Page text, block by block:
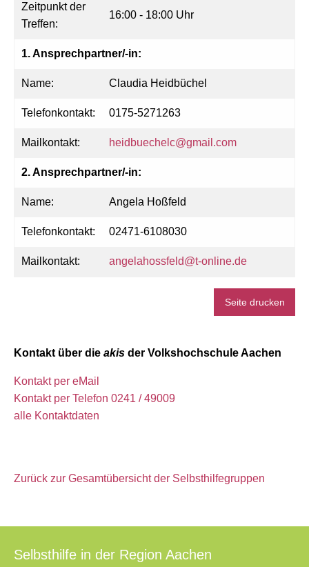
Zeitpunkt der
Treffen:
16:00 - 18:00 Uhr
1. Ansprechpartner/-in:
Name: Claudia Heidbüchel
Telefonkontakt: 0175-5271263
Mailkontakt: heidbuechelc@gmail.com
2. Ansprechpartner/-in:
Name: Angela Hoßfeld
Telefonkontakt: 02471-6108030
Mailkontakt: angelahossfeld@t-online.de
Seite drucken
Kontakt über die akis der Volkshochschule Aachen
Kontakt per eMail
Kontakt per Telefon 0241 / 49009
alle Kontaktdaten
Zurück zur Gesamtübersicht der Selbsthilfegruppen
Selbsthilfe in der Region Aachen